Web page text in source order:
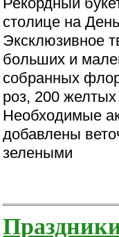
столице на
Эксклюзивное
больших и
собранных
роз, 200
Необходимые
добавлены
зелеными